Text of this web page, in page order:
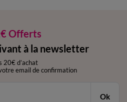
Offerts
à la newsletter
20€ d’achat
email de confirmation
Ok